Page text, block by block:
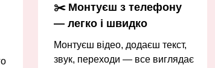
✂️ Монтуєш з телефону
— легко і швидко
Монтуєш відео, додаєш текст,
звук, переходи — все виглядає